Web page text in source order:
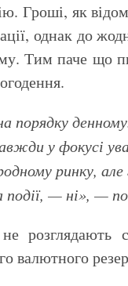
Гроші, як
однак до
Тим паче що
порядку
у фокусі
ринку,
події, — ні», —
розглядають
валютного